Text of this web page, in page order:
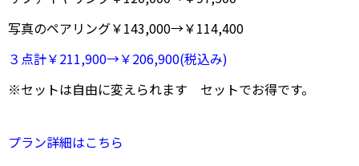
写真のペアリング￥143,000→￥114,400
３点計￥211,900→￥206,900(税込み)
※セットは自由に変えられます セットでお得です。
プラン詳細はこちら